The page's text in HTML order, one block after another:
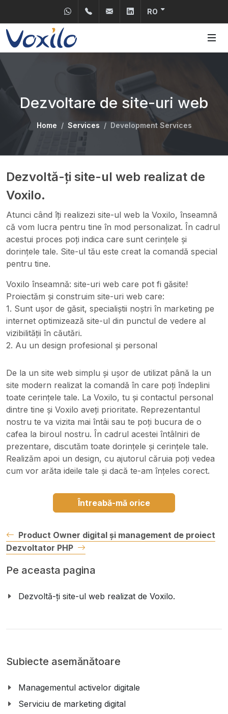
Trimite-ne un WhatsApp
+31 30 2400150
info@voxilo.com
Linkedin
RO
Dezvoltare de site-uri web
Home Services Development Services
Dezvoltă-ți site-ul web realizat de
Voxilo.
Atunci când îți realizezi site-ul web la Voxilo, înseamnă
că vom lucra pentru tine în mod personalizat. În cadrul
acestui proces poți indica care sunt cerințele și
dorințele tale. Site-ul tău este creat la comandă special
pentru tine.
Voxilo înseamnă: site-uri web care pot fi găsite!
Proiectăm și construim site-uri web care:
1. Sunt ușor de găsit, specialiștii noștri în marketing pe
internet optimizează site-ul din punctul de vedere al
vizibilității în căutări.
2. Au un design profesional și personal
De la un site web simplu și ușor de utilizat până la un
site modern realizat la comandă în care poți îndeplini
toate cerințele tale. La Voxilo, tu și contactul personal
dintre tine și Voxilo aveți prioritate. Reprezentantul
nostru te va vizita mai întâi sau te poți bucura de o
cafea la biroul nostru. În cadrul acestei întâlniri de
prezentare, discutăm toate dorințele și cerințele tale.
Realizăm apoi un design, cu ajutorul căruia poți vedea
cum vor arăta ideile tale și dacă te-am înțeles corect.
Întreabă-mă orice
Product Owner digital și management de proiect
Dezvoltator PHP
Pe aceasta pagina
Dezvoltă-ți site-ul web realizat de Voxilo.
Subiecte asemănătoare
Managementul activelor digitale
Serviciu de marketing digital